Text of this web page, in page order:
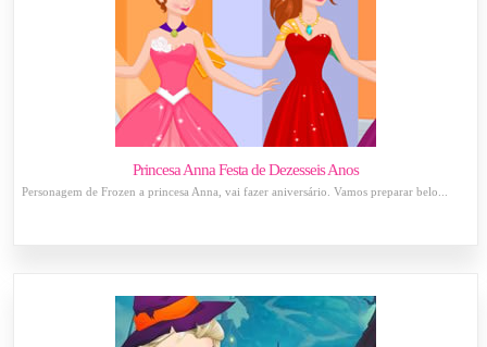
Princesa Anna Festa de Dezesseis Anos
Personagem de Frozen a princesa Anna, vai fazer aniversário. Vamos preparar belo...